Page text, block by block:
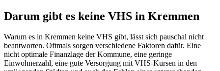
Darum gibt es keine VHS in Kremmen
Warum es in Kremmen keine VHS gibt, lässt sich pauschal nicht
beantworten. Oftmals sorgen verschiedene Faktoren dafür. Eine
nicht optimale Finanzlage der Kommune, eine geringe
Einwohnerzahl, eine gute Versorgung mit VHS-Kursen in den